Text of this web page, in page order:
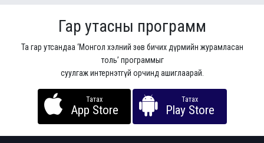
Гар утасны программ
Та гар утсандаа ‘Монгол хэлний зөв бичих дүрмийн журамласан
толь’ программыг
суулгаж интернэтгүй орчинд ашиглаарай.
Татах
App Store
Татах
Play Store